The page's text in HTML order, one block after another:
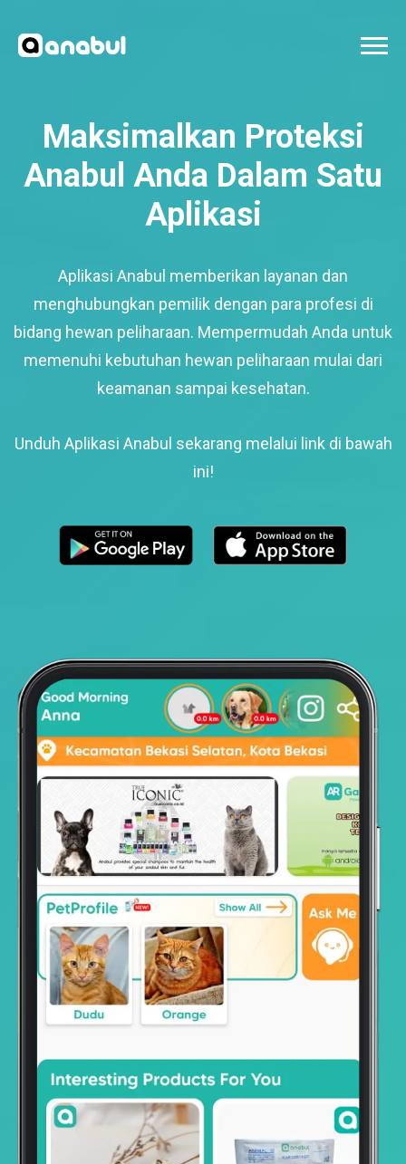
Maksimalkan Proteksi
Anabul Anda Dalam Satu
Aplikasi
Aplikasi Anabul memberikan layanan dan
menghubungkan pemilik dengan para profesi di
bidang hewan peliharaan. Mempermudah Anda untuk
memenuhi kebutuhan hewan peliharaan mulai dari
keamanan sampai kesehatan.
Unduh Aplikasi Anabul sekarang melalui link di bawah
ini!